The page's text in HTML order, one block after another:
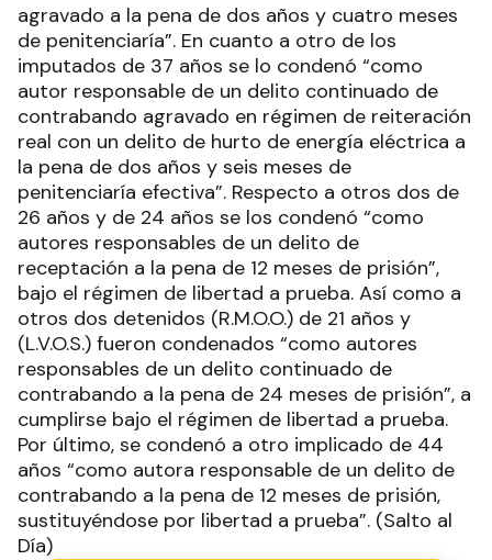
agravado a la pena de dos años y cuatro meses
de penitenciaría”. En cuanto a otro de los
imputados de 37 años se lo condenó “como
autor responsable de un delito continuado de
contrabando agravado en régimen de reiteración
real con un delito de hurto de energía eléctrica a
la pena de dos años y seis meses de
penitenciaría efectiva”. Respecto a otros dos de
26 años y de 24 años se los condenó “como
autores responsables de un delito de
receptación a la pena de 12 meses de prisión”,
bajo el régimen de libertad a prueba. Así como a
otros dos detenidos (R.M.O.O.) de 21 años y
(L.V.O.S.) fueron condenados “como autores
responsables de un delito continuado de
contrabando a la pena de 24 meses de prisión”, a
cumplirse bajo el régimen de libertad a prueba.
Por último, se condenó a otro implicado de 44
años “como autora responsable de un delito de
contrabando a la pena de 12 meses de prisión,
sustituyéndose por libertad a prueba”. (Salto al
Día)